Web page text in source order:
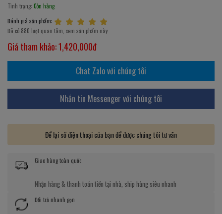
Tình trạng: Còn hàng
Đánh giá sản phẩm:
Đã có 880 lượt quan tâm, xem sản phẩm này
Giá tham khảo:1,420,000đ
Chat Zalo với chúng tôi
Nhắn tin Messenger với chúng tôi
Để lại số điện thoại của bạn để được chúng tôi tư vấn
Giao hàng toàn quốc
Nhận hàng & thanh toán tiền tại nhà, ship hàng siêu nhanh
Đổi trả nhanh gọn